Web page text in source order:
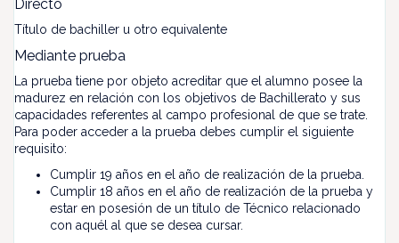
Directo
Título de bachiller u otro equivalente
Mediante prueba
La prueba tiene por objeto acreditar que el alumno posee la
madurez en relación con los objetivos de Bachillerato y sus
capacidades referentes al campo profesional de que se trate.
Para poder acceder a la prueba debes cumplir el siguiente
requisito:
Cumplir 19 años en el año de realización de la prueba.
Cumplir 18 años en el año de realización de la prueba y
estar en posesión de un título de Técnico relacionado
con aquél al que se desea cursar.